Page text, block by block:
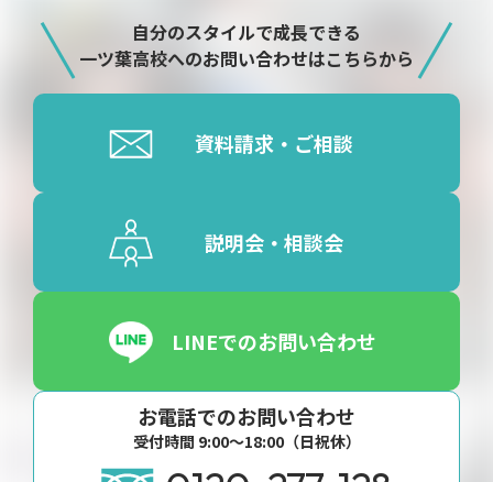
自分のスタイルで成長できる
一ツ葉高校へのお問い合わせはこちらから
資料請求・ご相談
説明会・相談会
LINEでのお問い合わせ
お電話でのお問い合わせ
受付時間 9:00〜18:00（日祝休）